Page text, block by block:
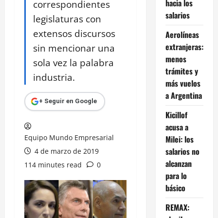
correspondientes
legislaturas con
extensos discursos
sin mencionar una
sola vez la palabra
industria.
+ Seguir en Google
Equipo Mundo Empresarial
4 de marzo de 2019
114 minutes read
0
hacia los
salarios
Aerolíneas
extranjeras:
menos
trámites y
más vuelos
a Argentina
Kicillof
acusa a
Milei: los
salarios no
alcanzan
para lo
básico
REMAX: